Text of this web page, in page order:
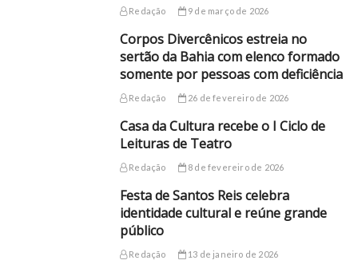
Redação 9 de março de 2026
Corpos Divercênicos estreia no
sertão da Bahia com elenco formado
somente por pessoas com deficiência
Redação 26 de fevereiro de 2026
Casa da Cultura recebe o I Ciclo de
Leituras de Teatro
Redação 8 de fevereiro de 2026
Festa de Santos Reis celebra
identidade cultural e reúne grande
público
Redação 13 de janeiro de 2026